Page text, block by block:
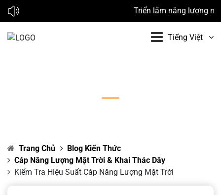
Triển lãm năng lượng
Tiếng Việt
Trang Chủ
Blog Kiến Thức
Cáp Năng Lượng Mặt Trời & Khai Thác Dây
Kiểm Tra Hiệu Suất Cáp Năng Lượng Mặt Trời